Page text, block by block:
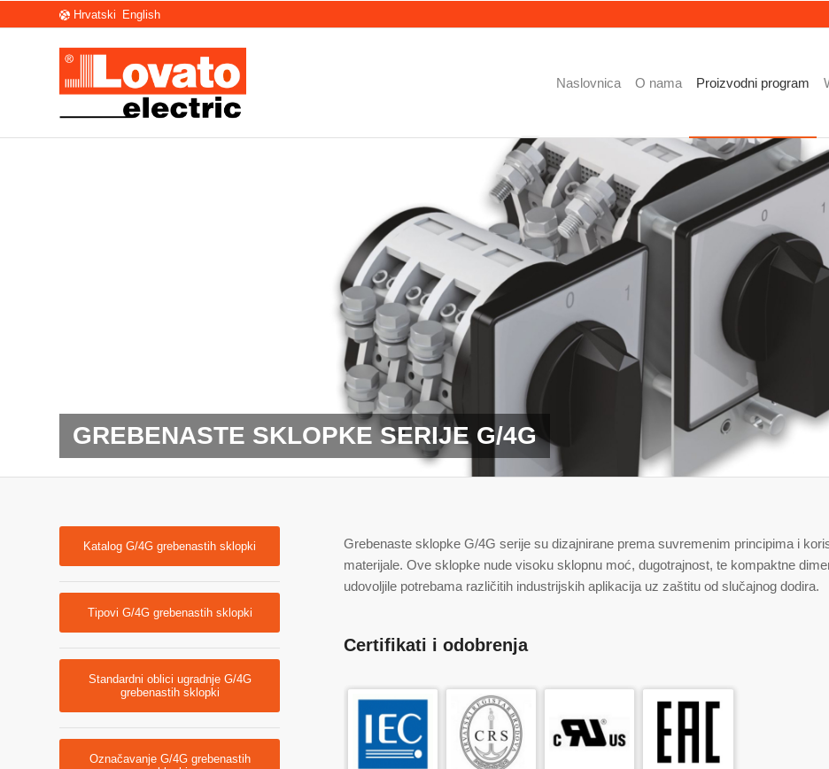
Hrvatski English
Naslovnica O nama Proizvodni program
GREBENASTE SKLOPKE SERIJE G/4G
Katalog G/4G grebenastih sklopki
Tipovi G/4G grebenastih sklopki
Standardni oblici ugradnje G/4G
grebenastih sklopki
Označavanje G/4G grebenastih
Grebenaste sklopke G/4G serije su dizajnirane prema suvremenim principima i
materijale. Ove sklopke nude visoku sklopnu moć, dugotrajnost, te kompaktne
udovoljile potrebama različitih industrijskih aplikacija uz zaštitu od slučajnog dodira.
Certifikati i odobrenja